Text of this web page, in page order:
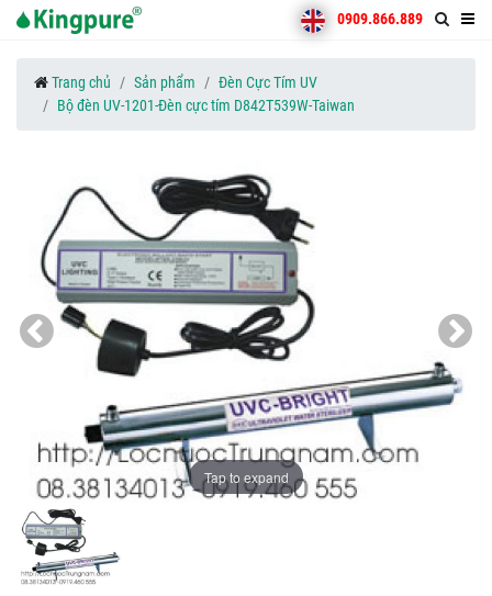
0909.866.889
Trang chủ Sản phẩm
Đèn Cực Tím UV
Bộ đèn UV-1201-Đèn cực tím D842T539W-Taiwan
Tap to expand